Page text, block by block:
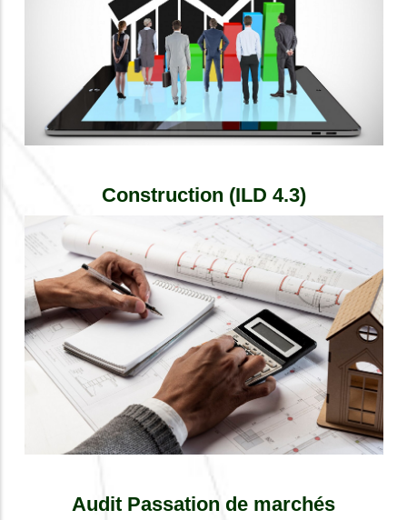
Construction (ILD 4.3)
Audit Passation de marchés